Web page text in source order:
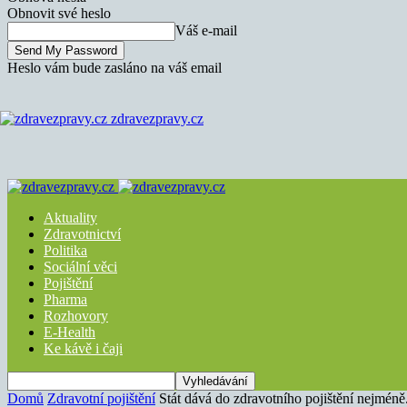
Obnovit své heslo
Váš e-mail
Heslo vám bude zasláno na váš email
zdravezpravy.cz
Aktuality
Zdravotnictví
Politika
Sociální věci
Pojištění
Pharma
Rozhovory
E-Health
Ke kávě i čaji
Domů Zdravotní pojištění Stát dává do zdravotního pojištění